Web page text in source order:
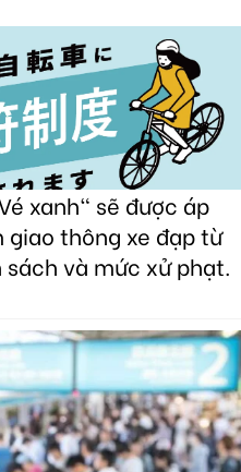
xanh" sẽ được áp
thông xe đạp từ
và mức xử phạt.